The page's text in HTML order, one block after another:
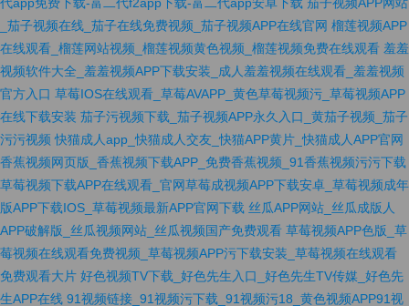
_茄子视频在线_茄子在线免费视频_茄子视频APP在线官网 榴莲视频APP
在线观看_榴莲网站视频_榴莲视频黄色视频_榴莲视频免费在线观看 羞羞
视频软件大全_羞羞视频APP下载安装_成人羞羞视频在线观看_羞羞视频
官方入口 草莓IOS在线观看_草莓AVAPP_黄色草莓视频污_草莓视频APP
在线下载安装 茄子污视频下载_茄子视频APP永久入口_黄茄子视频_茄子
污污视频 快猫成人app_快猫成人交友_快猫APP黄片_快猫成人APP官网
香蕉视频网页版_香蕉视频下载APP_免费香蕉视频_91香蕉视频污污下载
草莓视频下载APP在线观看_官网草莓成视频APP下载安卓_草莓视频成年
版APP下载IOS_草莓视频最新APP官网下载 丝瓜APP网站_丝瓜成版人
APP破解版_丝瓜视频网站_丝瓜视频国产免费观看 草莓视频APP色版_草
莓视频在线观看免费视频_草莓视频APP污下载安装_草莓视频在线观看
免费观看大片 好色视频TV下载_好色先生入口_好色先生TV传媒_好色先
生APP在线 91视频链接_91视频污下载_91视频污18_黄色视频APP91视